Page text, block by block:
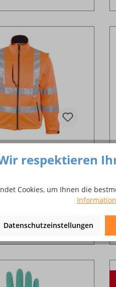
respektieren
Cookies, um Ihnen die
Datenschutzeinstellungen